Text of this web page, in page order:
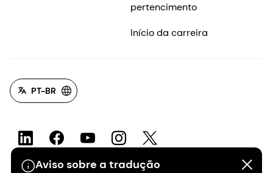
Aviso sobre a tradução
pertencimento
Início da carreira
PT-BR